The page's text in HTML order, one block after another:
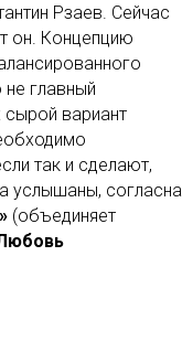
Рзаев. Сейчас
он. Концепцию
не главный
сырой вариант
так и сделают,
услышаны, согласна
(объединяет